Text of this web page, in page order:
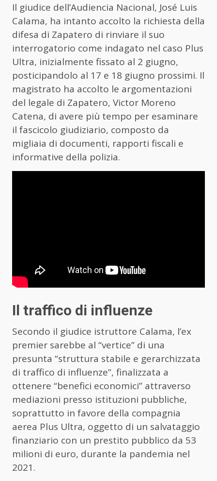
Il giudice dell’Audiencia Nacional, José Luis
Calama, ha intanto accolto la richiesta della
difesa di Zapatero di rinviare il suo
interrogatorio come indagato nel caso Plus
Ultra, inizialmente fissato al 2 giugno,
posticipandolo al 17 e 18 giugno prossimi. Il
magistrato ha accolto le argomentazioni
del legale di Zapatero, Victor Moreno
Catena, di avere più tempo per esaminare
il fascicolo giudiziario, composto da
migliaia di documenti, rapporti fiscali e
informative della polizia.
Il traffico di influenze
Secondo il giudice istruttore Calama, l’ex
premier sarebbe al “vertice” di una
presunta “struttura stabile e gerarchizzata
di traffico di influenze”, finalizzata a
ottenere “benefici economici” attraverso
mediazioni presso istituzioni pubbliche,
soprattutto in favore della compagnia
aerea Plus Ultra, oggetto di un salvataggio
finanziario con un prestito pubblico da 53
milioni di euro, durante la pandemia nel
2021.